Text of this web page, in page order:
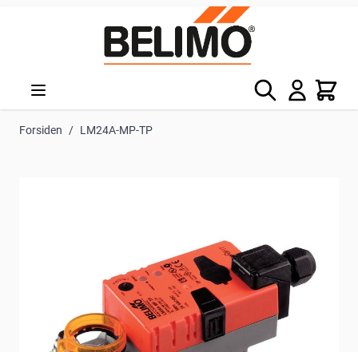
Søg Kurv
Forsiden / LM24A-MP-TP